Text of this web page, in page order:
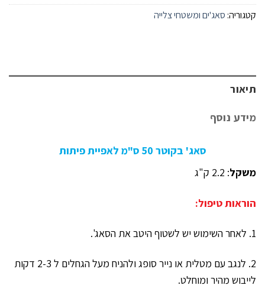
קטגוריה: סאג'ים ומשטחי צלייה
תיאור
מידע נוסף
סאג' בקוטר 50 ס"מ לאפיית פיתות
משקל: 2.2 ק"ג
הוראות טיפול:
1. לאחר השימוש יש לשטוף היטב את הסאג'.
2. לנגב עם מטלית או נייר סופג ולהניח מעל הגחלים ל 2-3 דקות
לייבוש מהיר ומוחלט.